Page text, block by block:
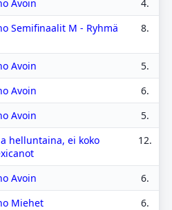
Avoin
4.
Semifinaalit M - Ryhmä
8.
Avoin
5.
Avoin
6.
Avoin
5.
helluntaina, ei koko
12.
Avoin
6.
Miehet
6.